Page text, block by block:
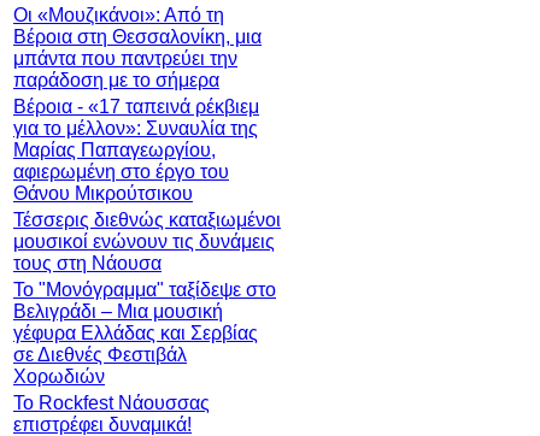
Οι «Μουζικάνοι»: Από τη
Βέροια στη Θεσσαλονίκη, μια
μπάντα που παντρεύει την
παράδοση με το σήμερα
Βέροια - «17 ταπεινά ρέκβιεμ
για το μέλλον»: Συναυλία της
Μαρίας Παπαγεωργίου,
αφιερωμένη στο έργο του
Θάνου Μικρούτσικου
Τέσσερις διεθνώς καταξιωμένοι
μουσικοί ενώνουν τις δυνάμεις
τους στη Νάουσα
Το "Μονόγραμμα" ταξίδεψε στο
Βελιγράδι – Μια μουσική
γέφυρα Ελλάδας και Σερβίας
σε Διεθνές Φεστιβάλ
Χορωδιών
Το Rockfest Νάουσσας
επιστρέφει δυναμικά!